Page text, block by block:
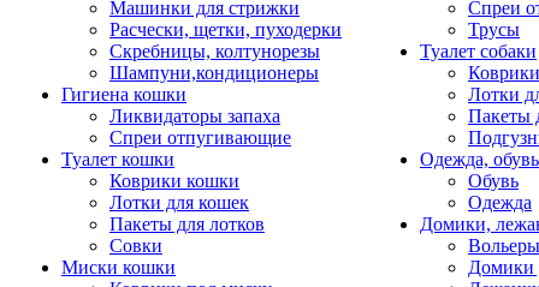
Машинки для стрижки
Расчески, щетки, пуходерки
Скребницы, колтунорезы
Шампуни,кондиционеры
Гигиена кошки
Ликвидаторы запаха
Спреи отпугивающие
Туалет кошки
Коврики кошки
Лотки для кошек
Пакеты для лотков
Совки
Миски кошки
Спреи
Трусы
Туалет собаки
Коврики
Лотки
Пакеты
Одежда, обувь
Обувь
Одежда
Домики,
Домики